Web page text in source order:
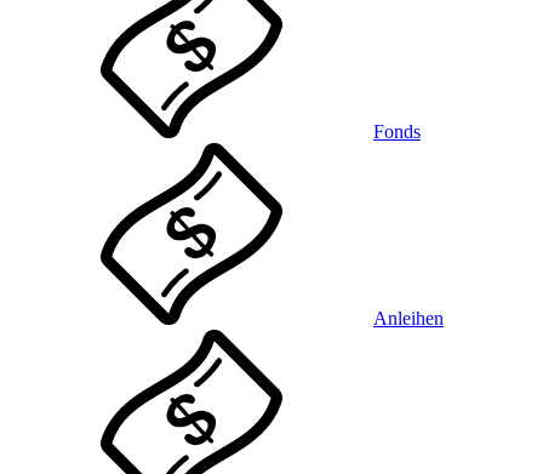
Fonds
Anleihen